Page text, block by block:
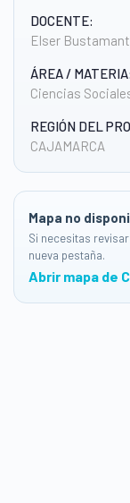
DOCENTE:
Elser
ÁREA / MATERIA:
Ciencias
REGIÓN DEL
CAJAMARCA
Mapa no
Si necesitas
nueva pestaña.
Abrir mapa de